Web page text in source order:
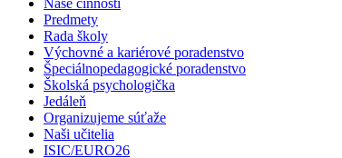
Predmety
Rada školy
Výchovné a kariérové poradenstvo
Špeciálnopedagogické poradenstvo
Školská psychologička
Jedáleň
Organizujeme súťaže
Naši učitelia
ISIC/EURO26